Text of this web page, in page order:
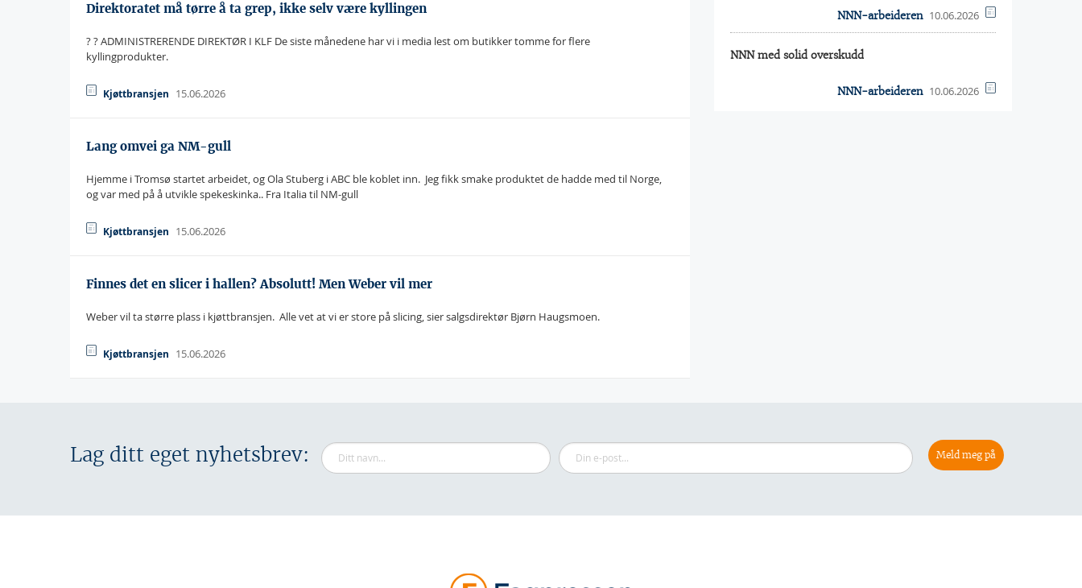
Direktoratet må tørre å ta grep, ikke selv være kyllingen
? ? ADMINISTRERENDE DIREKTØR I KLF De siste månedene har vi i media lest om butikker tomme for flere
kyllingprodukter.
Kjøttbransjen 15.06.2026
Lang omvei ga NM-gull
Hjemme i Tromsø startet arbeidet, og Ola Stuberg i ABC ble koblet inn.  Jeg fikk smake produktet de hadde med til Norge,
og var med på å utvikle spekeskinka.. Fra Italia til NM-gull
Kjøttbransjen 15.06.2026
Finnes det en slicer i hallen? Absolutt! Men Weber vil mer
Weber vil ta større plass i kjøttbransjen.  Alle vet at vi er store på slicing, sier salgsdirektør Bjørn Haugsmoen.
Kjøttbransjen 15.06.2026
NNN-arbeideren 10.06.2026
NNN med solid overskudd
NNN-arbeideren 10.06.2026
Lag ditt eget nyhetsbrev: